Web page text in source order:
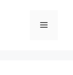
Menu